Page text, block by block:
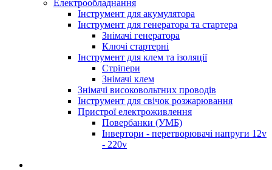
Електрообладнання
Інструмент для акумулятора
Інструмент для генератора та стартера
Знімачі генератора
Ключі стартерні
Інструмент для клем та ізоляції
Стріпери
Знімачі клем
Знімачі високовольтних проводів
Інструмент для свічок розжарювання
Пристрої електроживлення
Повербанки (УМБ)
Інвертори - перетворювачі напруги 12v
- 220v